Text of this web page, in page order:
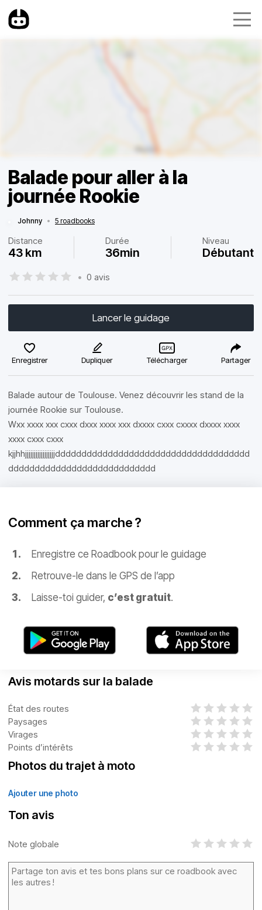
Balade pour aller à la
journée Rookie
Johnny • 5 roadbooks
Distance
43 km
Durée
36min
Niveau
Débutant
• 0 avis
Lancer le guidage
Enregistrer Dupliquer Télécharger Partager
Balade autour de Toulouse. Venez découvrir les stand de la
journée Rookie sur Toulouse.
Wxx xxxx xxx cxxx dxxx xxxx xxx dxxxx cxxx cxxxx dxxxx xxxx
xxxx cxxx cxxx
kjjhhjjjjjjjjjjjjjjjjjddddddddddddddddddddddddddddddddddddd
dddddddddddddddddddddddddddd
Comment ça marche ?
Enregistre ce Roadbook pour le guidage
Retrouve-le dans le GPS de l’app
Laisse-toi guider, c’est gratuit.
Avis motards sur la balade
État des routes
Paysages
Virages
Points d’intérêts
Photos du trajet à moto
Ajouter une photo
Ton avis
Note globale